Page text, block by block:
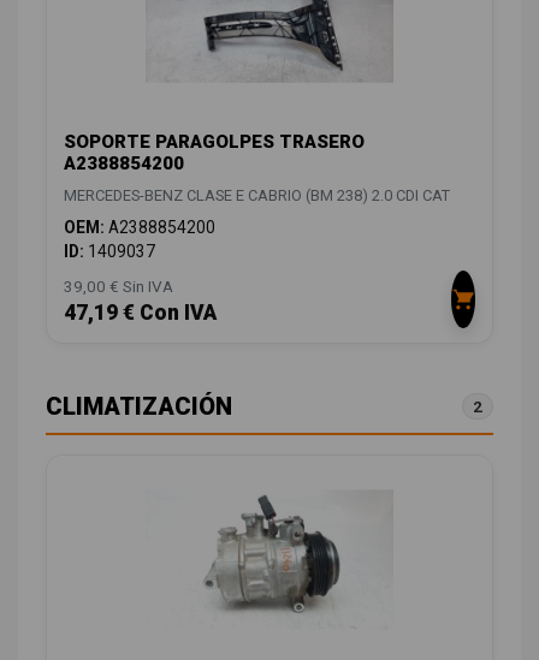
SOPORTE PARAGOLPES TRASERO
A2388854200
MERCEDES-BENZ CLASE E CABRIO (BM 238) 2.0 CDI CAT
OEM: A2388854200
ID: 1409037
39,00 € Sin IVA
47,19 € Con IVA
CLIMATIZACIÓN 2